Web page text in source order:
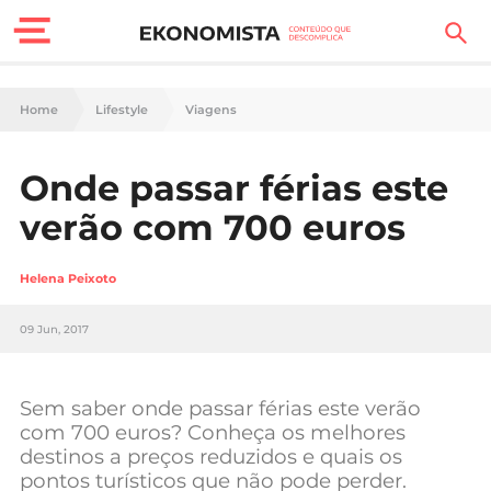
Finanças Pessoais
Carreira
Tecnologia
Negócios
Home Lifestyle Viagens
Onde passar férias este
verão com 700 euros
Helena Peixoto
09 Jun, 2017
Sem saber onde passar férias este verão
com 700 euros? Conheça os melhores
destinos a preços reduzidos e quais os
pontos turísticos que não pode perder.